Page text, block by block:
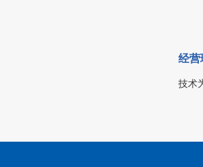
经营
技术